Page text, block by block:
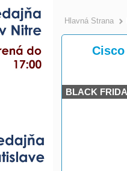
Hlavná Strana
Cisco
BLACK